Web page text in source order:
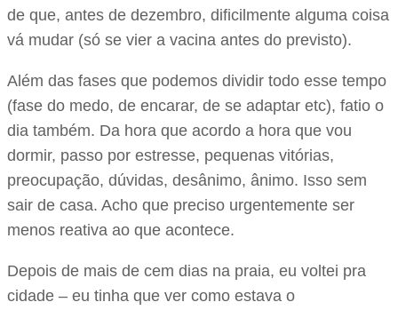
de que, antes de dezembro, dificilmente alguma coisa
vá mudar (só se vier a vacina antes do previsto).
Além das fases que podemos dividir todo esse tempo
(fase do medo, de encarar, de se adaptar etc), fatio o
dia também. Da hora que acordo a hora que vou
dormir, passo por estresse, pequenas vitórias,
preocupação, dúvidas, desânimo, ânimo. Isso sem
sair de casa. Acho que preciso urgentemente ser
menos reativa ao que acontece.
Depois de mais de cem dias na praia, eu voltei pra
cidade – eu tinha que ver como estava o